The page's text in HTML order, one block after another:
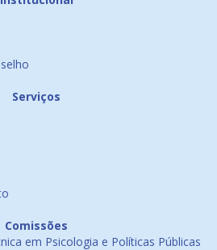
Serviços
Comissões
em Psicologia e Políticas Públicas